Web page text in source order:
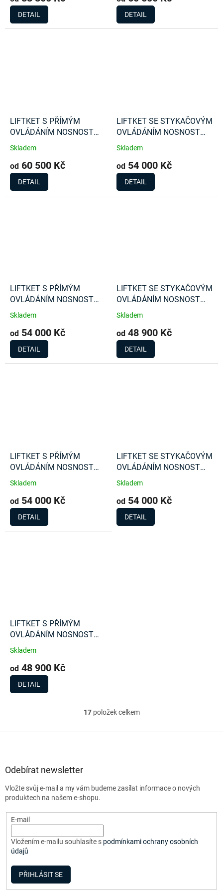
DETAIL DETAIL
LIFTKET S PŘÍMÝM
OVLÁDÁNÍM NOSNOST
1000 Kg
Skladem
od 60 500 Kč
DETAIL
LIFTKET SE STYKAČOVÝM
OVLÁDÁNÍM NOSNOST
500 Kg
Skladem
od 54 000 Kč
DETAIL
LIFTKET S PŘÍMÝM
OVLÁDÁNÍM NOSNOST
500 Kg
Skladem
od 54 000 Kč
DETAIL
LIFTKET SE STYKAČOVÝM
OVLÁDÁNÍM NOSNOST
125 Kg
Skladem
od 48 900 Kč
DETAIL
LIFTKET S PŘÍMÝM
OVLÁDÁNÍM NOSNOST
250 Kg
Skladem
od 54 000 Kč
DETAIL
LIFTKET SE STYKAČOVÝM
OVLÁDÁNÍM NOSNOST
250 Kg
Skladem
od 54 000 Kč
DETAIL
LIFTKET S PŘÍMÝM
OVLÁDÁNÍM NOSNOST
125 Kg
Skladem
od 48 900 Kč
DETAIL
O
l
p
v
v
u
17položek celkem
Odebírat newsletter
Vložte svůj e-mail a my vám budeme zasílat informace o nových
produktech na našem e-shopu.
E-mail
Vložením e-mailu souhlasíte s podmínkami ochrany osobních
údajů
PŘIHLÁSIT SE